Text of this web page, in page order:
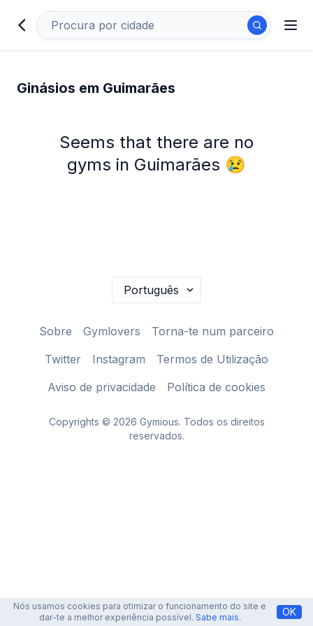
Ginásios em Guimarães
Seems that there are no
gyms in Guimarães 😢
Sobre Gymlovers
Torna-te num parceiro
Twitter
Instagram
Termos de Utilização
Aviso de privacidade
Política de cookies
Copyrights © 2026 Gymious. Todos os direitos
reservados.
Nós usamos cookies para otimizar o funcionamento do site e
dar-te a melhor experiência possível. Sabe mais. OK